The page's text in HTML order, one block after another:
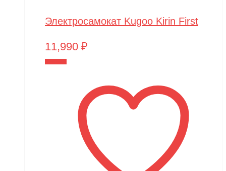
Электросамокат Kugoo Kirin First
11,990 ₽